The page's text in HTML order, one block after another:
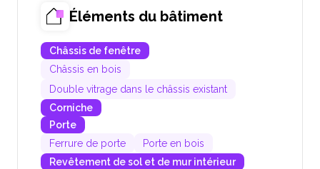
Éléments du bâtiment
Châssis de fenêtre
Châssis en bois
Double vitrage dans le châssis existant
Corniche
Porte
Ferrure de porte
Porte en bois
Revêtement de sol et de mur intérieur